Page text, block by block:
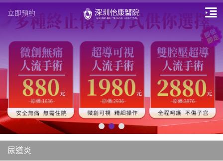
立即預約
尿道炎